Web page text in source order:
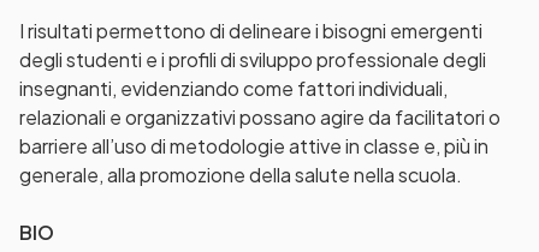
I risultati permettono di delineare i bisogni emergenti
degli studenti e i profili di sviluppo professionale degli
insegnanti, evidenziando come fattori individuali,
relazionali e organizzativi possano agire da facilitatori o
barriere all’uso di metodologie attive in classe e, più in
generale, alla promozione della salute nella scuola.
BIO